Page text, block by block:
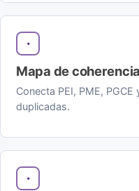
Mapa de
Conecta PEI, PME,
duplicadas.